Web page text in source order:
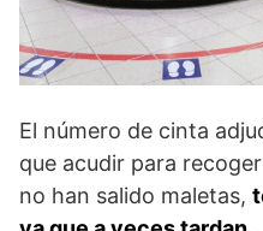
El número de cinta
que acudir para
no han salido maletas,